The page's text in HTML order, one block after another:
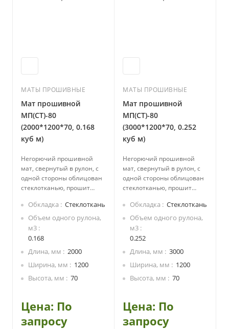
МАТЫ ПРОШИВНЫЕ
Мат прошивной
МП(СТ)-80
(2000*1200*70, 0.168
куб м)
Негорючий прошивной
мат, свернутый в рулон, с
одной стороны облицован
стеклотканью, прошит
Производится из каменной
ваты на основе
базальтовых пород.
Экологически безопасный,
Стеклоткань придает
дополнительно защитные
свойства для утеплителя и
конструкции.
Обкладка
Стеклоткань
Объем одного рулона,
м3
0.168
Длина, мм
2000
Ширина, мм
1200
Высота, мм
70
Цена: По
запросу
МАТЫ ПРОШИВНЫЕ
Мат прошивной
МП(СТ)-80
(3000*1200*70, 0.252
куб м)
Негорючий прошивной
мат, свернутый в рулон, с
одной стороны облицован
стеклотканью, прошит
Производится из каменной
ваты на основе
базальтовых пород.
Экологически безопасный,
Стеклоткань придает
дополнительно защитные
свойства для утеплителя и
конструкции.
Обкладка
Стеклоткань
Объем одного рулона,
м3
0.252
Длина, мм
3000
Ширина, мм
1200
Высота, мм
70
Цена: По
запросу